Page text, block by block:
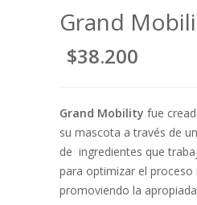
Grand
$38.200
Grand Mobility fue
su mascota a través de
de ingredientes que
para optimizar el proceso
promoviendo la